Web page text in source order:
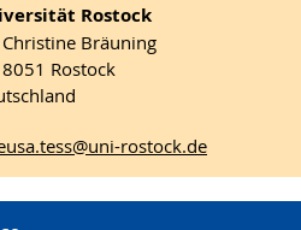
Rostock
Bräuning
Rostock
@uni-rostock.de